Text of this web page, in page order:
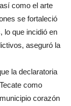
como el arte
se fortaleció
lo que incidió en
aseguró la
la declaratoria
como
corazón